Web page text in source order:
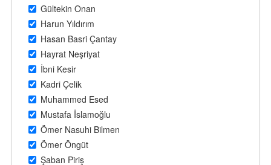
Gültekin Onan
Harun Yıldırım
Hasan Basri Çantay
Hayrat Neşriyat
İbni Kesir
Kadri Çelik
Muhammed Esed
Mustafa İslamoğlu
Ömer Nasuhi Bilmen
Ömer Öngüt
Şaban Piriş